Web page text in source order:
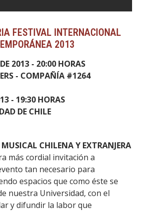
FESTIVAL INTERNACIONAL
2013
2013 - 20:00 HORAS
- COMPAÑÍA #1264
- 19:30 HORAS
DE CHILE
CHILENA Y EXTRANJERA
más cordial invitación a
tan necesario para
espacios que como éste se
nuestra Universidad, con el
y difundir la labor que